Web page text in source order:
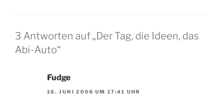
3 Antworten auf „Der Tag, die Ideen, das
Abi-Auto“
Fudge
16. JUNI 2006 UM 17:41 UHR